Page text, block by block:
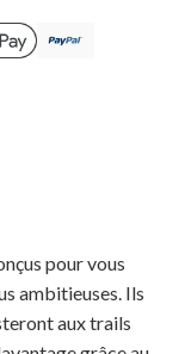
pour vous
ambitieuses. Ils
aux trails